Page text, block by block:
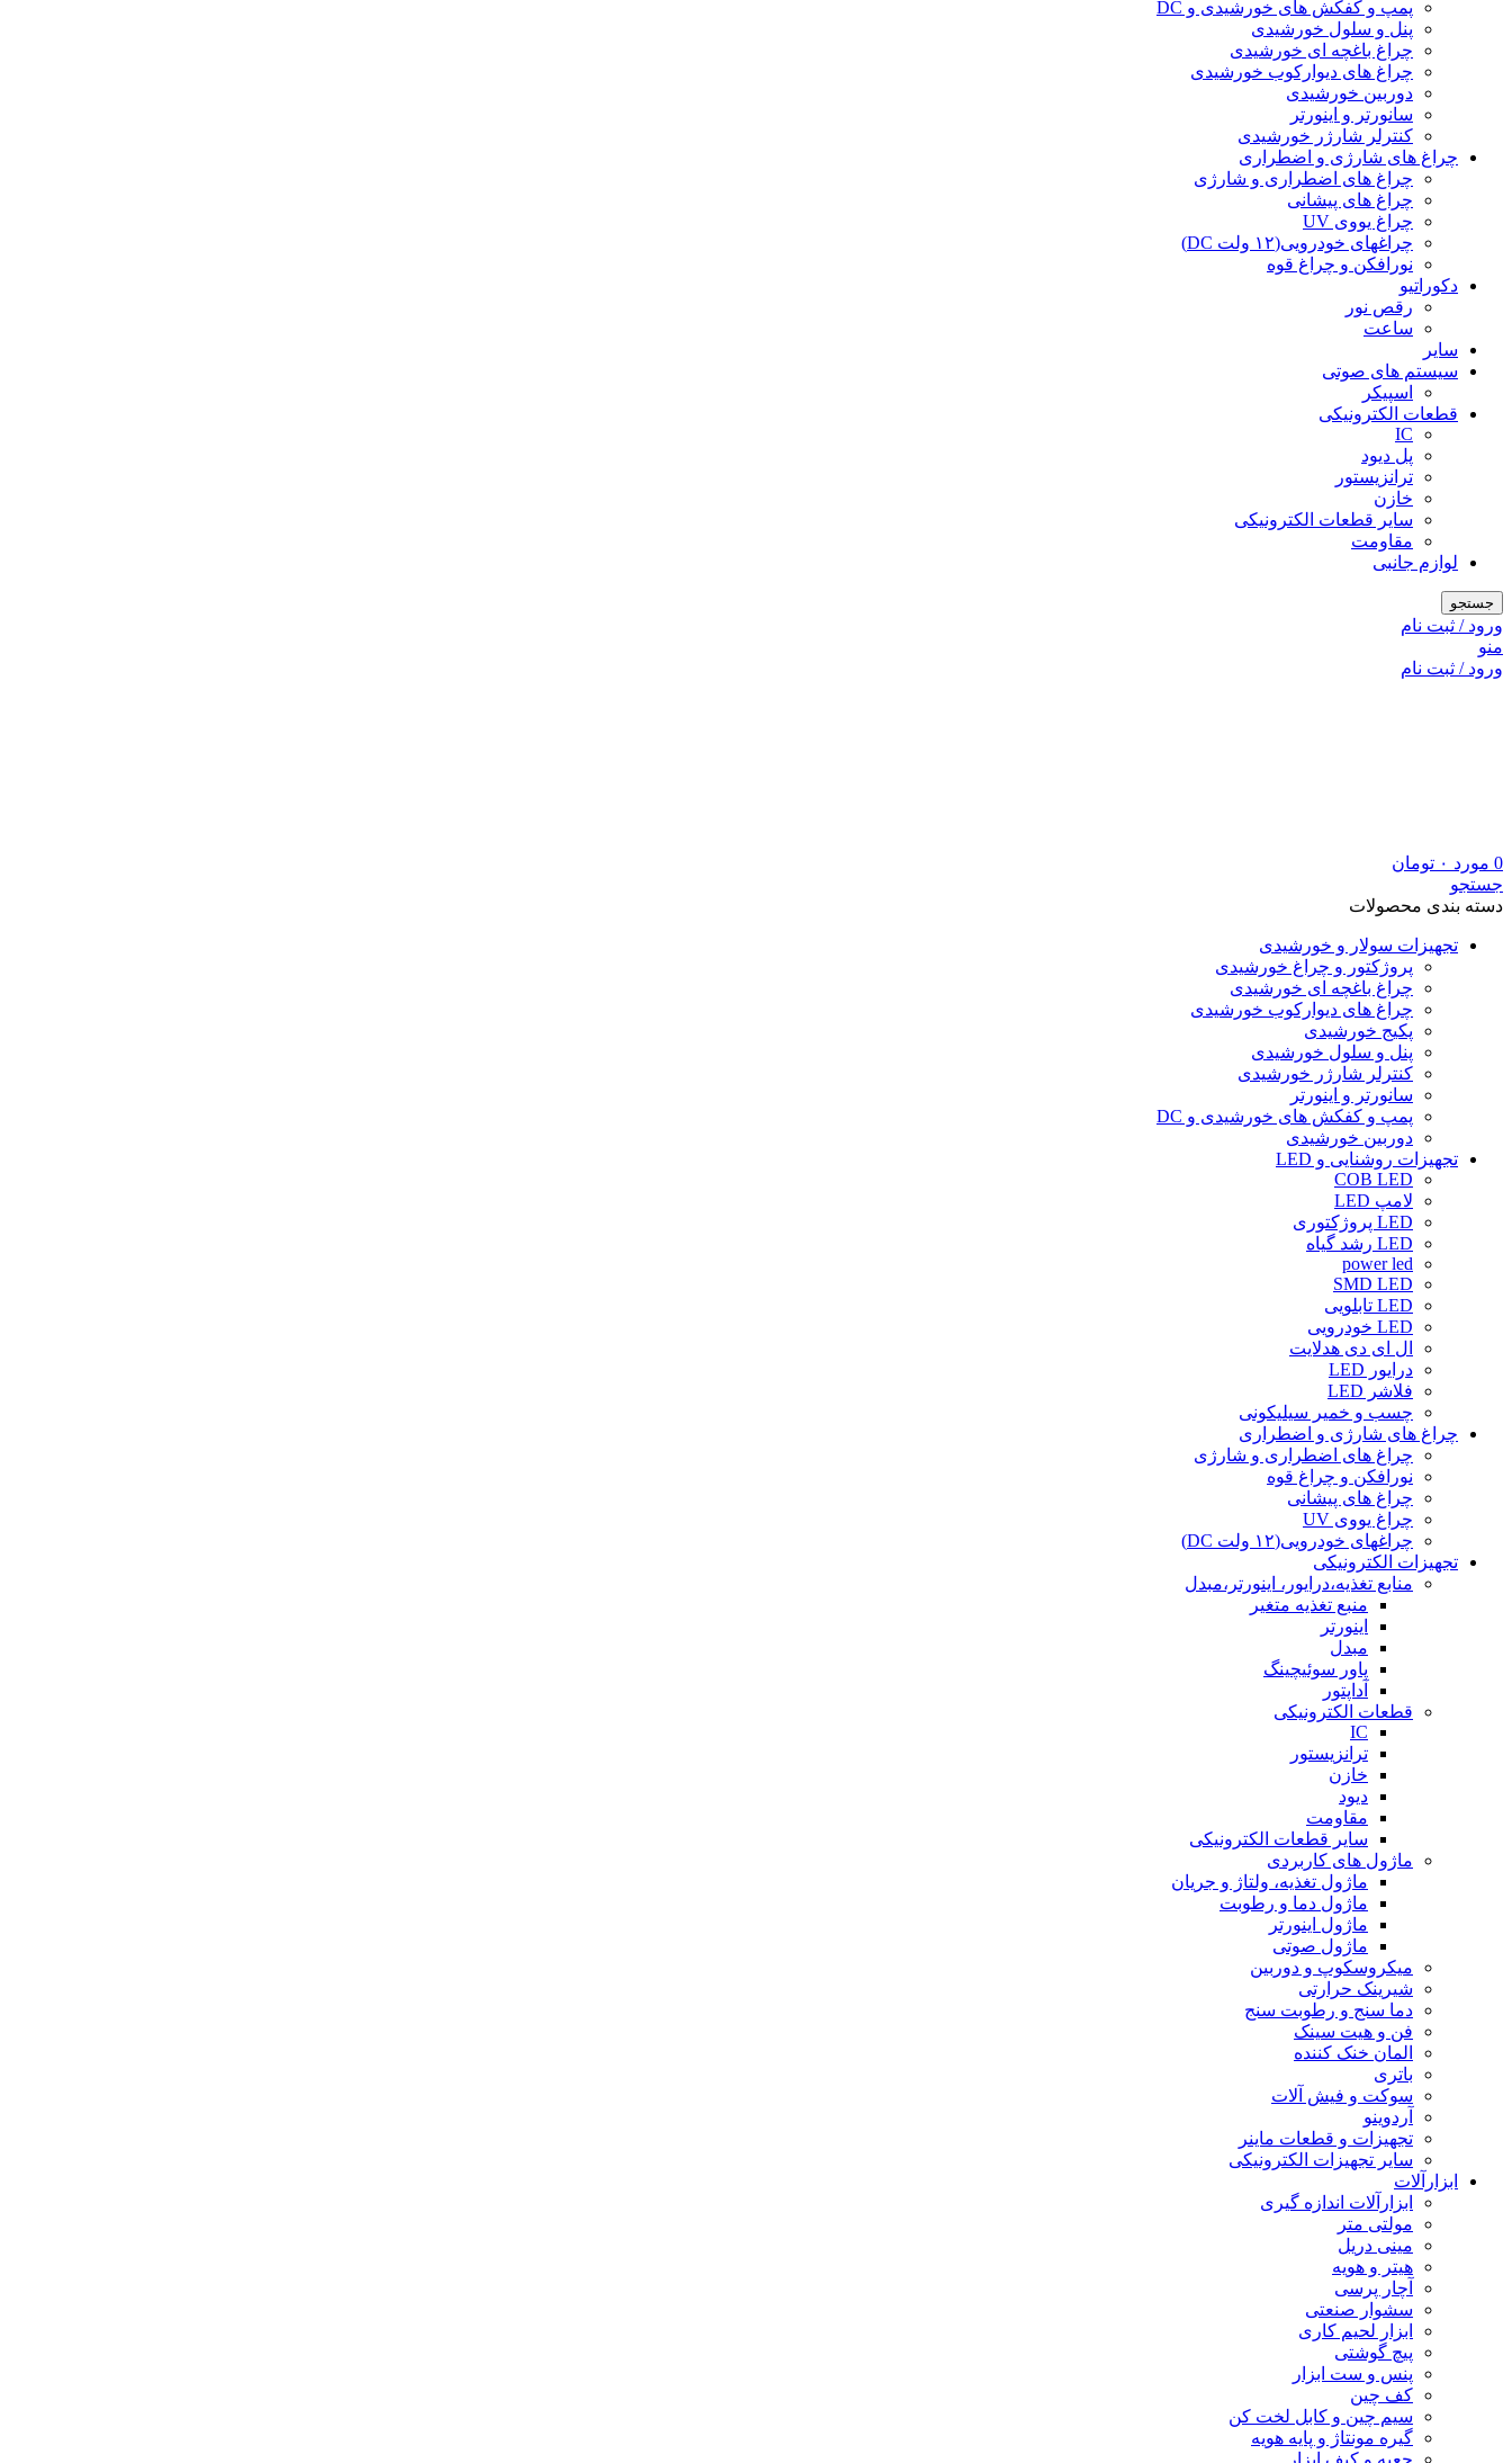
پمپ و کفکش های خورشیدی و DC
پنل و سلول خورشیدی
چراغ باغچه ای خورشیدی
چراغ های دیوارکوب خورشیدی
دوربین خورشیدی
سانورتر و اینورتر
کنترلر شارژر خورشیدی
چراغ های شارژی و اضطراری
چراغ های اضطراری و شارژی
چراغ های پیشانی
چراغ یووی UV
چراغهای خودرویی(۱۲ ولت DC)
نورافکن و چراغ قوه
دکوراتیو
رقص نور
ساعت
سایر
سیستم های صوتی
اسپیکر
قطعات الکترونیکی
IC
پل دیود
ترانزیستور
خازن
سایر قطعات الکترونیکی
مقاومت
لوازم جانبی
جستجو
ورود / ثبت نام
منو
ورود / ثبت نام
0 مورد ۰ تومان
جستجو
دسته بندی محصولات
تجهیزات سولار و خورشیدی
پروژکتور و چراغ خورشیدی
چراغ باغچه ای خورشیدی
چراغ های دیوارکوب خورشیدی
پکیج خورشیدی
پنل و سلول خورشیدی
کنترلر شارژر خورشیدی
سانورتر و اینورتر
پمپ و کفکش های خورشیدی و DC
دوربین خورشیدی
تجهیزات روشنایی و LED
COB LED
لامپ LED
LED پروژکتوری
LED رشد گیاه
power led
SMD LED
LED تابلویی
LED خودرویی
ال ای دی هدلایت
درایور LED
فلاشر LED
چسب و خمیر سیلیکونی
چراغ های شارژی و اضطراری
چراغ های اضطراری و شارژی
نورافکن و چراغ قوه
چراغ های پیشانی
چراغ یووی UV
چراغهای خودرویی(۱۲ ولت DC)
تجهیزات الکترونیکی
منابع تغذیه،درایور، اینورتر،مبدل
منبع تغذیه متغیر
اینورتر
مبدل
پاور سوئیچینگ
آداپتور
قطعات الکترونیکی
IC
ترانزیستور
خازن
دیود
مقاومت
سایر قطعات الکترونیکی
ماژول های کاربردی
ماژول تغذیه، ولتاژ و جریان
ماژول دما و رطوبت
ماژول اینورتر
ماژول صوتی
میکروسکوپ و دوربین
شیرینک حرارتی
دما سنج و رطوبت سنج
فن و هیت سینک
المان خنک کننده
باتری
سوکت و فیش آلات
آردوینو
تجهیزات و قطعات ماینر
سایر تجهیزات الکترونیکی
ابزارآلات
ابزارآلات اندازه گیری
مولتی متر
مینی دریل
هیتر و هویه
آچار پرسی
سشوار صنعتی
ابزار لحیم کاری
پیچ گوشتی
پنس و ست ابزار
کف چین
سیم چین و کابل لخت کن
گیره مونتاژ و پایه هویه
جعبه و کیف ابزار